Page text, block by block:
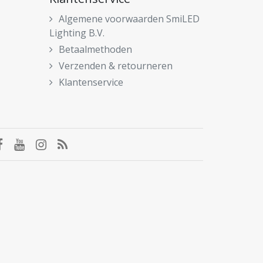
Algemene voorwaarden SmiLED
Lighting B.V.
Betaalmethoden
Verzenden & retourneren
Klantenservice